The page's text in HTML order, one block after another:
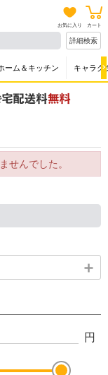
お気に入り カート
詳細検索
ーム＆キッチン キャラク
せんでした。
円